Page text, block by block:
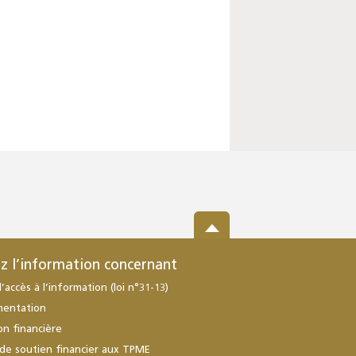
l’information concernant
à l’information (loi n°31-13)
financière
soutien financier aux TPME